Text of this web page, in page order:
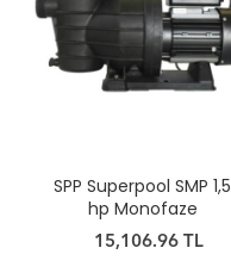
SPP Superpool SMP 1 hp
Trifaze
13,733.60 TL